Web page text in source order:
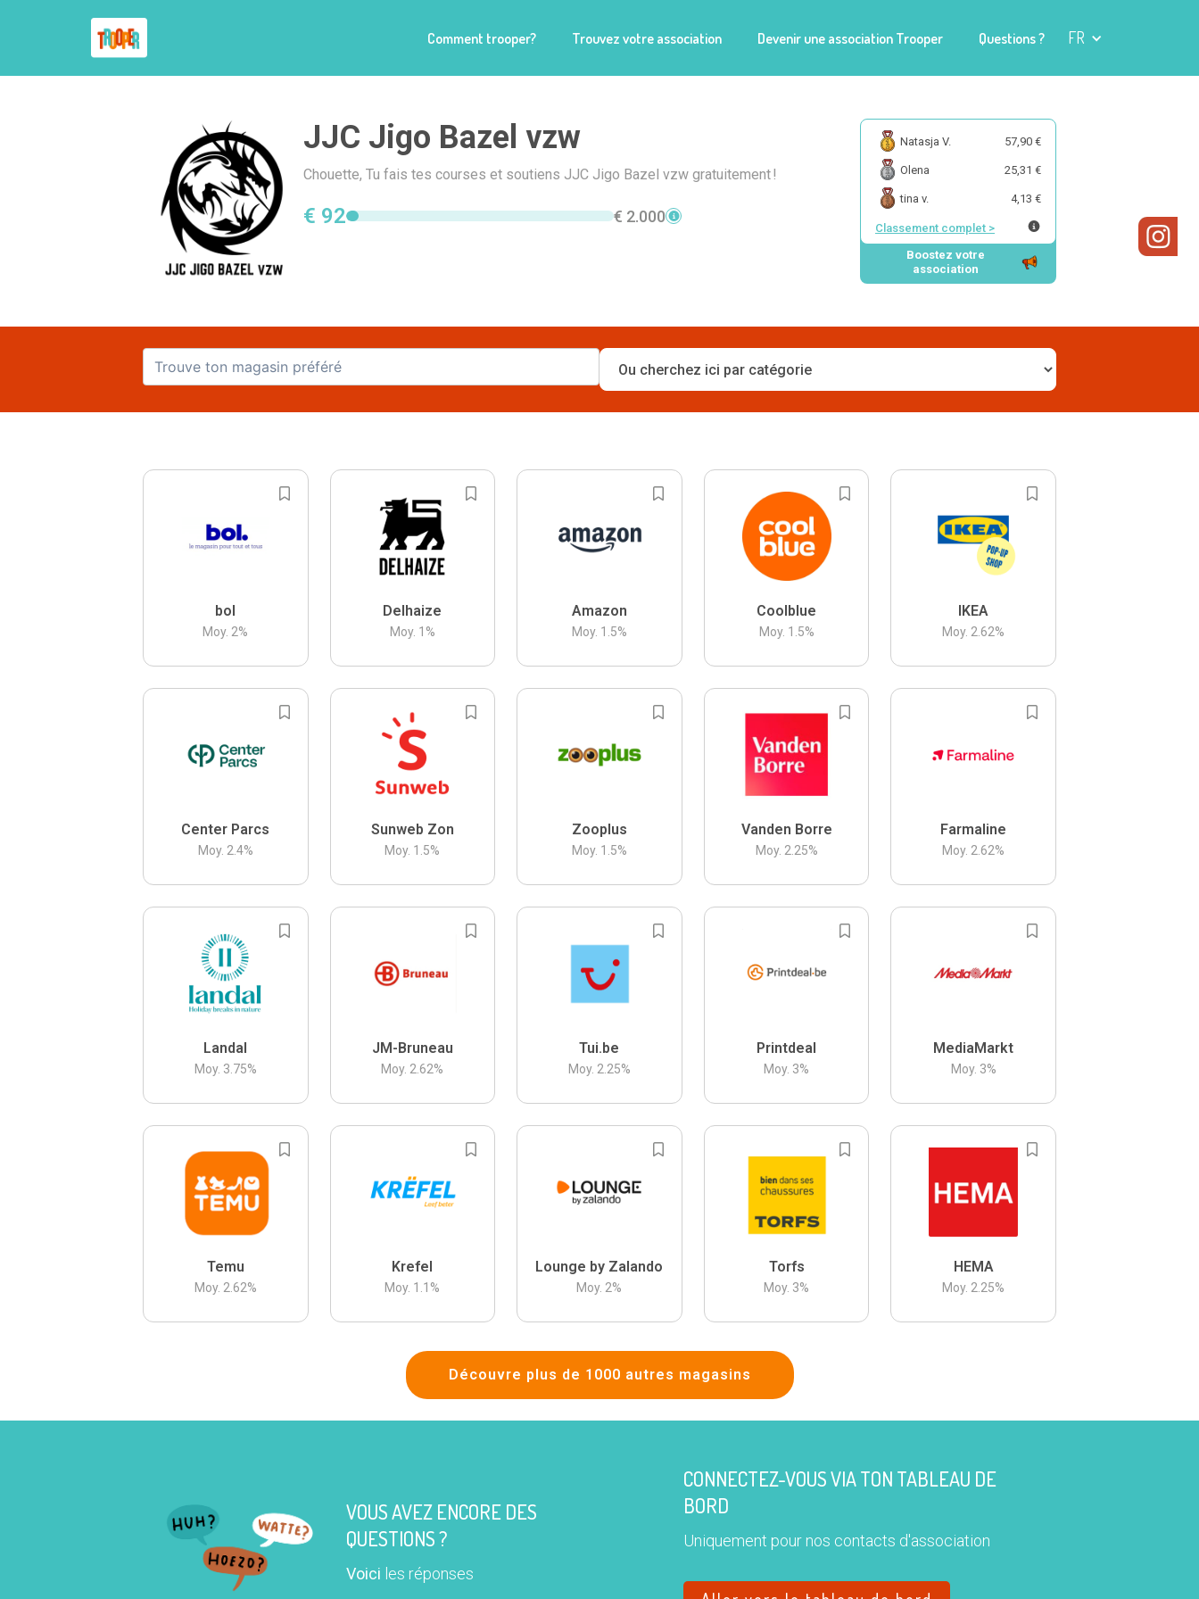
Comment trooper? Trouvez votre association Devenir une association Trooper Questions ? FR
JJC Jigo Bazel vzw
Chouette, Tu fais tes courses et soutiens JJC Jigo Bazel vzw gratuitement !
€ 92 € 2.000
Natasja V. 57,90 €
Olena 25,31 €
tina v. 4,13 €
Classement complet >
Boostez votre
association
bol
Moy. 2%
Delhaize
Moy. 1 %
Amazon
Moy. 1.5%
Coolblue
Moy. 1.5%
IKEA
Moy. 2.62%
Center Parcs
Moy. 2.4%
Sunweb Zon
Moy. 1.5%
Zooplus
Moy. 1.5%
Vanden Borre
Moy. 2.25%
Farmaline
Moy. 2.62%
Landal
Moy. 3.75%
JM-Bruneau
Moy. 2.62%
Tui.be
Moy. 2.25%
Printdeal
Moy. 3%
MediaMarkt
Moy. 3%
Temu
Moy. 2.62%
Krefel
Moy. 1.1 %
Lounge by Zalando
Moy. 2%
Torfs
Moy. 3%
HEMA
Moy. 2.25%
Découvre plus de 1000 autres magasins
VOUS AVEZ ENCORE DES
QUESTIONS ?
Voici les réponses
CONNECTEZ-VOUS VIA TON TABLEAU DE
BORD
Uniquement pour nos contacts d'association